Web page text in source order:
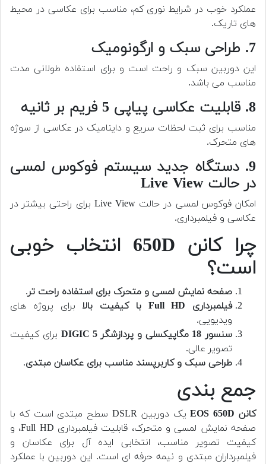
عملکرد خوب در شرایط نوری کم، مناسب برای عکاسی در محیط
های تاریک.
7. طراحی سبک و ارگونومیک
این دوربین سبک و راحت است و برای استفاده طولانی مدت
مناسب می باشد.
8. قابلیت عکاسی پیاپی 5 فریم بر ثانیه
مناسب برای ثبت لحظات سریع و داینامیک در عکاسی از سوژه
های متحرک.
9. دستگاه جدید سیستم فوکوس لمسی
در حالت Live View
امکان فوکوس لمسی در حالت Live View برای راحتی بیشتر در
عکاسی و فیلمبرداری.
چرا کانن 650D انتخاب خوبی
است؟
صفحه نمایش لمسی و متحرک برای استفاده راحت تر.
فیلمبرداری Full HD با کیفیت بالا
برای پروژه های
ویدیویی.
سنسور 18 مگاپیکسلی و پردازشگر DIGIC 5
برای کیفیت
تصویر عالی.
طراحی سبک و کاربرپسند مناسب برای عکاسان مبتدی.
جمع بندی
کانن EOS 650D
یک دوربین DSLR سطح مبتدی است که با
صفحه نمایش لمسی و متحرک، قابلیت فیلمبرداری Full HD، و
کیفیت تصویر مناسب، انتخابی ایده آل برای عکاسان و
فیلمبرداران مبتدی و نیمه حرفه ای است. این دوربین با عملکرد